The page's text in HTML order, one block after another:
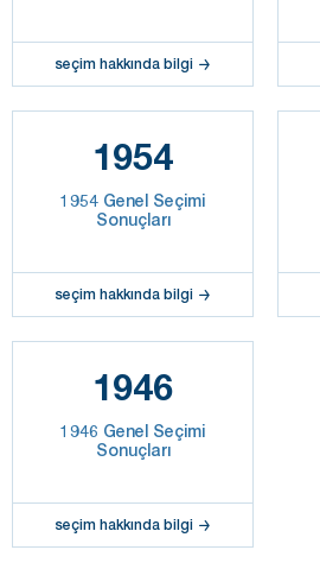
seçim hakkında bilgi
1954
1954 Genel Seçimi
Sonuçları
seçim hakkında bilgi
1946
1946 Genel Seçimi
Sonuçları
seçim hakkında bilgi